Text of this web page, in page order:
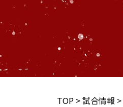
TOP >試合情報 >